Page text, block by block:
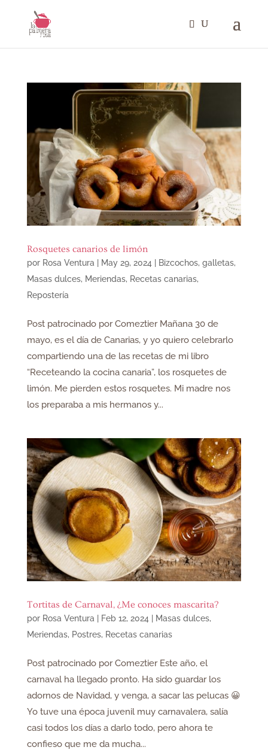
Rosquetes canarios de limón
por Rosa Ventura May 29, 2024 Bizcochos, galletas,
Masas dulces, Meriendas, Recetas canarias,
Repostería
Post patrocinado por Comeztier Mañana 30 de
mayo, es el día de Canarias, y yo quiero celebrarlo
compartiendo una de las recetas de mi libro
“Receteando la cocina canaria”, los rosquetes de
limón. Me pierden estos rosquetes. Mi madre nos
los preparaba a mis hermanos y...
Tortitas de Carnaval, ¿Me conoces mascarita?
por Rosa Ventura Feb 12, 2024 Masas dulces,
Meriendas, Postres, Recetas canarias
Post patrocinado por Comeztier Este año, el
carnaval ha llegado pronto. Ha sido guardar los
adornos de Navidad, y venga, a sacar las pelucas 😀
Yo tuve una época juvenil muy carnavalera, salía
casi todos los días a darlo todo, pero ahora te
confieso que me da mucha...